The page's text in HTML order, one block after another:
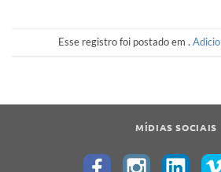
Esse registro foi postado em .
MÍDIAS SOCIAIS